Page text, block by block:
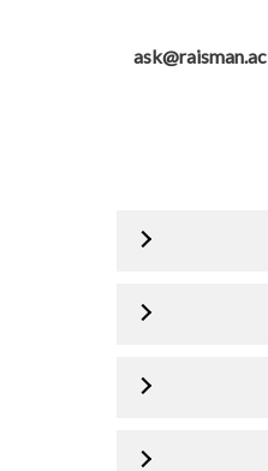
ask@raisman.ac